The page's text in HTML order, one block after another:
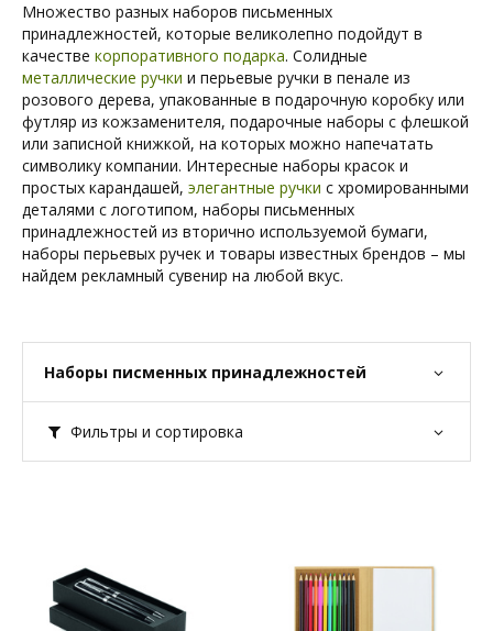
Множество разных наборов письменных
принадлежностей, которые великолепно подойдут в
качестве корпоративного подарка. Солидные
металлические ручки и перьевые ручки в пенале из
розового дерева, упакованные в подарочную коробку или
футляр из кожзаменителя, подарочные наборы с флешкой
или записной книжкой, на которых можно напечатать
символику компании. Интересные наборы красок и
простых карандашей, элегантные ручки с хромированными
деталями с логотипом, наборы письменных
принадлежностей из вторично используемой бумаги,
наборы перьевых ручек и товары известных брендов – мы
найдем рекламный сувенир на любой вкус.
Наборы писменных принадлежностей
Фильтры и сортировка